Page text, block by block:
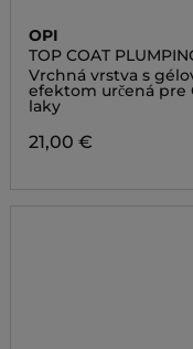
OPI
TOP COAT
Vrchná vrstva s
efektom určená pre
laky
21,00 €